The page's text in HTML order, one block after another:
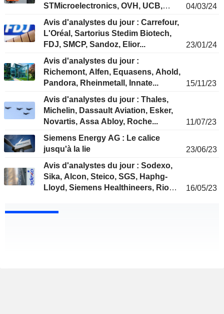
STMicroelectronics, OVH, UCB,
04/03/24
Avis d'analystes du jour : Carrefour,
L'Oréal, Sartorius Stedim Biotech,
FDJ, SMCP, Sandoz, Elior...
23/01/24
Avis d'analystes du jour :
Richemont, Alfen, Equasens, Ahold,
Pandora, Rheinmetall, Innate...
15/11/23
Avis d'analystes du jour : Thales,
Michelin, Dassault Aviation, Esker,
Novartis, Assa Abloy, Roche...
11/07/23
Siemens Energy AG : Le calice
jusqu'à la lie
23/06/23
Avis d'analystes du jour : Sodexo,
Sika, Alcon, Steico, SGS, Haphg-
Lloyd, Siemens Healthineers, Rio
16/05/23